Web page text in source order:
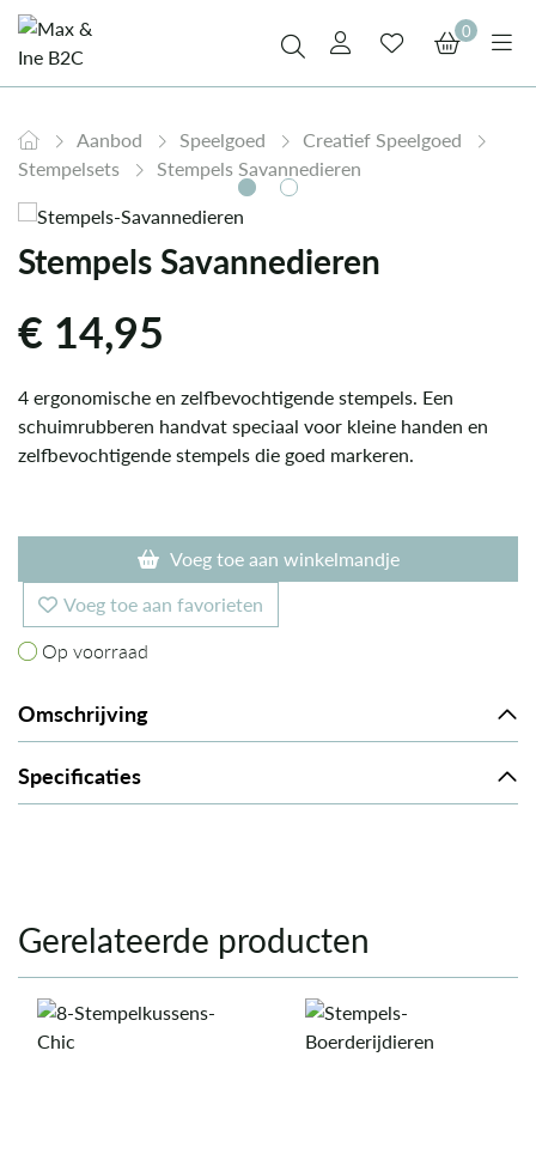
0
Aanbod Speelgoed
Creatief Speelgoed
Stempelsets
Stempels Savannedieren
Stempels Savannedieren
€ 14,95
4 ergonomische en zelfbevochtigende stempels. Een
schuimrubberen handvat speciaal voor kleine handen en
zelfbevochtigende stempels die goed markeren.
Voeg toe aan winkelmandje
Voeg toe aan favorieten
Op voorraad
Op voorraad
Omschrijving
Specificaties
Gerelateerde producten